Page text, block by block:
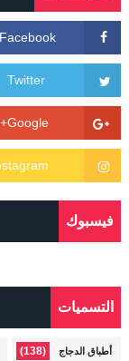
فيسبوك
التسميات
أطباق الدجاج (138)